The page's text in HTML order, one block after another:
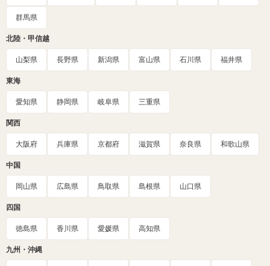
群馬県
北陸・甲信越
山梨県 長野県 新潟県 富山県 石川県 福井県
東海
愛知県 静岡県 岐阜県 三重県
関西
大阪府 兵庫県 京都府 滋賀県 奈良県 和歌山県
中国
岡山県 広島県 鳥取県 島根県 山口県
四国
徳島県 香川県 愛媛県 高知県
九州・沖縄